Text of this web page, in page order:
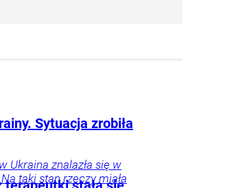
Sytuacja zrobiła
Ukraina znalazła się w
taki stan rzeczy miała